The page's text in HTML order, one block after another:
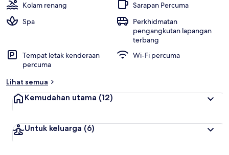
Kolam renang
Sarapan Percuma
Spa
Perkhidmatan
pengangkutan lapangan
terbang
Tempat letak kenderaan
percuma
Wi-Fi percuma
Lihat semua
Kemudahan utama (12)
Untuk keluarga (6)